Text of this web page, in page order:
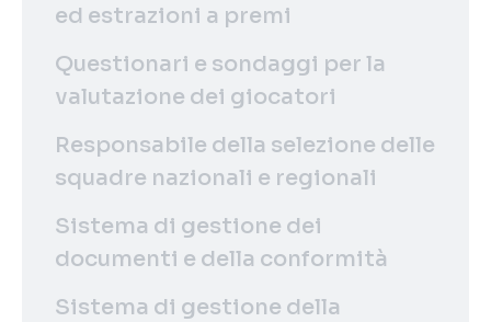
ed estrazioni a premi
Questionari e sondaggi per la
valutazione dei giocatori
Responsabile della selezione delle
squadre nazionali e regionali
Sistema di gestione dei
documenti e della conformità
Sistema di gestione della